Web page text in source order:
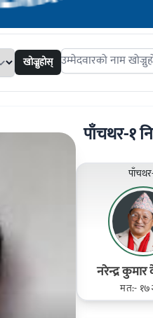
खोज्नुहोस् Search candidates
पाँचथर-१
नरेन्द्र
मत:-